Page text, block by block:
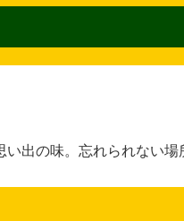
出の味。忘れられない場